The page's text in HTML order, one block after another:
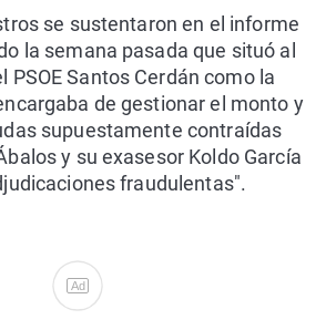
se sustentaron en el informe
la semana pasada que situó al
PSOE Santos Cerdán como la
de gestionar el monto y
supuestamente contraídas
y su exasesor Koldo García
fraudulentas".
Ad